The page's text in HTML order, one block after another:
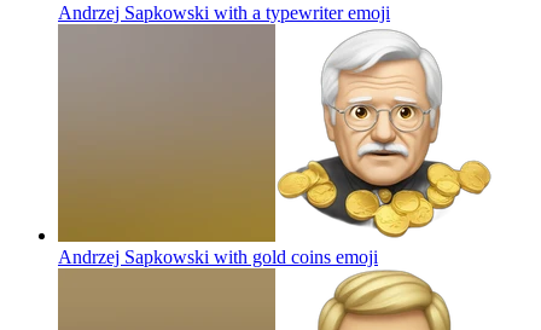
Andrzej Sapkowski with a typewriteremoji
Andrzej Sapkowski with gold coins emoji